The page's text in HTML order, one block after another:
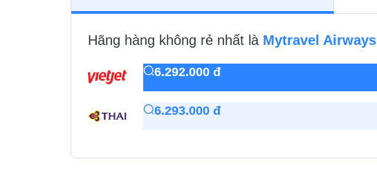
Hãng hàng không rẻ nhất là Mytravel Airways
6.292.000 đ
6.293.000 đ